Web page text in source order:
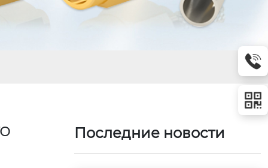
Последние новости